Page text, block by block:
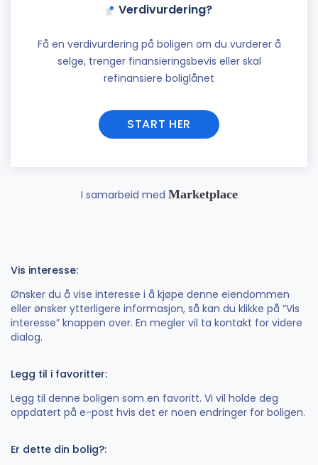
Verdivurdering?
Få en verdivurdering på boligen om du vurderer å
selge, trenger finansieringsbevis eller skal
refinansiere boliglånet
START HER
I samarbeid med Marketplace
Vis interesse:
Ønsker du å vise interesse i å kjøpe denne eiendommen
eller ønsker ytterligere informasjon, så kan du klikke på “Vis
interesse” knappen over. En megler vil ta kontakt for videre
dialog.
Legg til i favoritter:
Legg til denne boligen som en favoritt. Vi vil holde deg
oppdatert på e-post hvis det er noen endringer for boligen.
Er dette din bolig?: